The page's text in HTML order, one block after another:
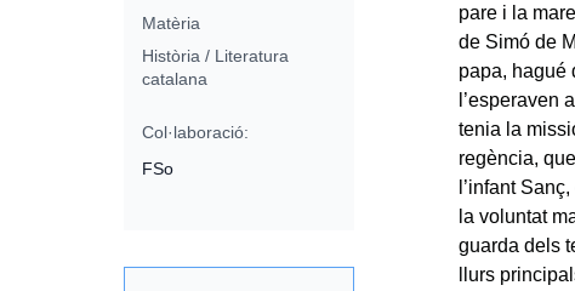
pare i la
de Simó de
papa, hagué
l’esperaven
tenia la
regència,
l’infant
la voluntat
guarda dels
llurs
Matèria
Història / Literatura
catalana
Col·laboració:
FSo